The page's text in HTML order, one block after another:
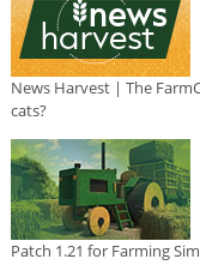
News Harvest | The
cats?
Patch 1.21 for Farming